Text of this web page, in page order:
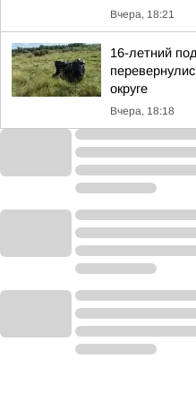
Вчера, 18:21
16-летний
округе
Вчера, 18:18